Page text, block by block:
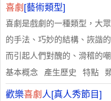
喜劇 [藝術類型]
喜劇是戲劇的一種類型，大
的手法、巧妙的結構、詼諧
而引起人們對醜的、滑稽的
基本概念 產生歷史 特點
歡樂喜劇 人[真人秀節目]